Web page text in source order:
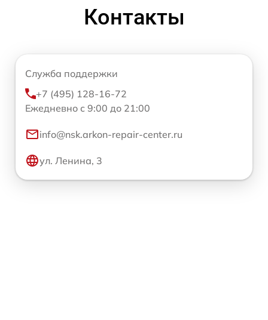
Контакты
Служба поддержки
+7 (495) 128-16-72
Ежедневно с 9:00 до 21:00
info@nsk.arkon-repair-center.ru
ул. Ленина, 3